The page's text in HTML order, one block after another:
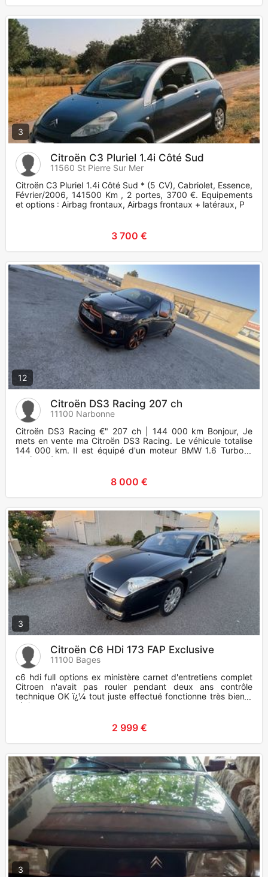
3
Citroën C3 Pluriel 1.4i Côté Sud
11560 St Pierre Sur Mer
Citroën C3 Pluriel 1.4i Côté Sud * (5 CV), Cabriolet, Essence,
Février/2006, 141500 Km , 2 portes, 3700 €. Equipements
et options : Airbag frontaux, Airbags frontaux + latéraux, P
3 700 €
12
Citroën DS3 Racing 207 ch
11100 Narbonne
Citroën DS3 Racing €" 207 ch | 144 000 km Bonjour, Je
mets en vente ma Citroën DS3 Racing. Le véhicule totalise
144 000 km. Il est équipé d'un moteur BMW 1.6 Turbo à
chaîne dé
8 000 €
3
Citroën C6 HDi 173 FAP Exclusive
11100 Bages
c6 hdi full options ex ministère carnet d'entretiens complet
Citroen n'avait pas rouler pendant deux ans contrôle
technique OK ï¿¼ tout juste effectué fonctionne très bien à
révi
2 999 €
3